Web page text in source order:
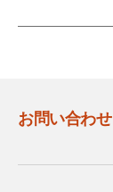
お問い合わせ